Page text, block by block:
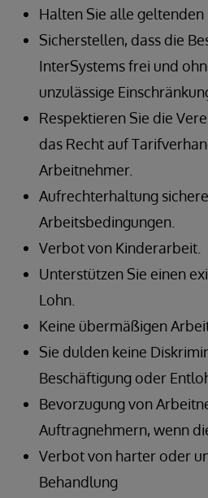
Halten Sie alle geltenden
Sicherstellen, dass die
InterSystems frei und
unzulässige
Respektieren Sie die
das Recht auf
Arbeitnehmer.
Aufrechterhaltung
Arbeitsbedingungen.
Verbot von Kinderarbeit.
Unterstützen Sie einen
Lohn.
Keine übermäßigen
Sie dulden keine
Beschäftigung oder
Bevorzugung von
Auftragnehmern, wenn
Verbot von harter oder
Behandlung